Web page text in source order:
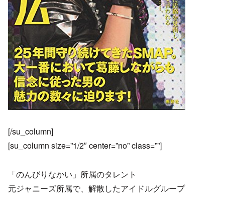
[/su_column]
[su_column size=”1/2″ center=”no” class=””]
「のんびりなかい」所属のタレント
元ジャニーズ所属で、解散したアイドルグループ